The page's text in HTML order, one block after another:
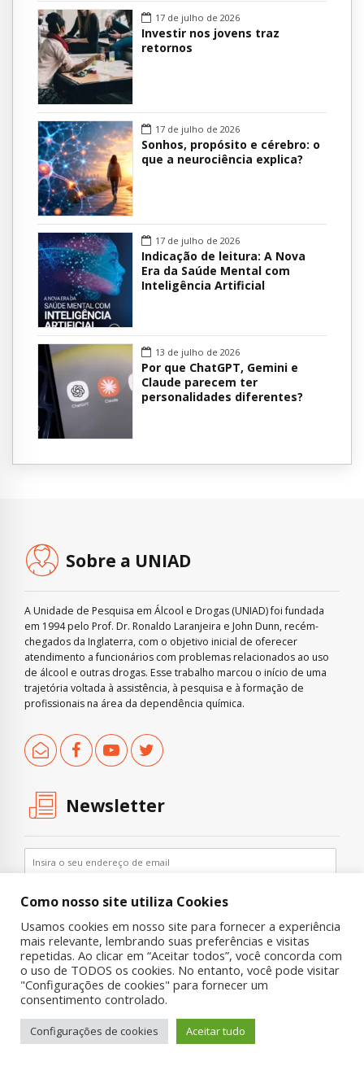
17 de julho de 2026
Investir nos jovens traz
retornos
17 de julho de 2026
Sonhos, propósito e cérebro: o
que a neurociência explica?
17 de julho de 2026
Indicação de leitura: A Nova
Era da Saúde Mental com
Inteligência Artificial
13 de julho de 2026
Por que ChatGPT, Gemini e
Claude parecem ter
personalidades diferentes?
Sobre a UNIAD
A Unidade de Pesquisa em Álcool e Drogas (UNIAD) foi fundada
em 1994 pelo Prof. Dr. Ronaldo Laranjeira e John Dunn, recém-
chegados da Inglaterra, com o objetivo inicial de oferecer
atendimento a funcionários com problemas relacionados ao uso
de álcool e outras drogas. Esse trabalho marcou o início de uma
trajetória voltada à assistência, à pesquisa e à formação de
profissionais na área da dependência química.
Newsletter
Copyright © 2019 UNIAD – Unidade de Pesquisa em Álcool e Drogas
Quem Somos Nossa História
Onde Procurar Ajuda?
Contato
Como nosso site utiliza Cookies
Usamos cookies em nosso site para fornecer a experiência
mais relevante, lembrando suas preferências e visitas
repetidas. Ao clicar em “Aceitar todos”, você concorda com
o uso de TODOS os cookies. No entanto, você pode visitar
"Configurações de cookies" para fornecer um
consentimento controlado.
Configurações de cookies Aceitar tudo